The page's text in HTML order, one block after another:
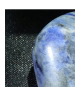
ÚČINKY
KRYSTALY
ČLÁNKY